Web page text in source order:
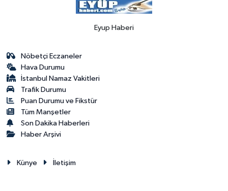
Eyup Haberi
Nöbetçi Eczaneler
Hava Durumu
İstanbul Namaz Vakitleri
Trafik Durumu
Puan Durumu ve Fikstür
Tüm Manşetler
Son Dakika Haberleri
Haber Arşivi
Künye İletişim